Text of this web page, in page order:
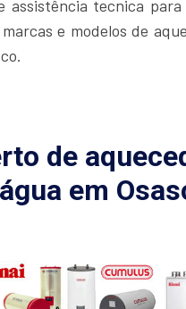
assistência tecnica para
e modelos de
de
em